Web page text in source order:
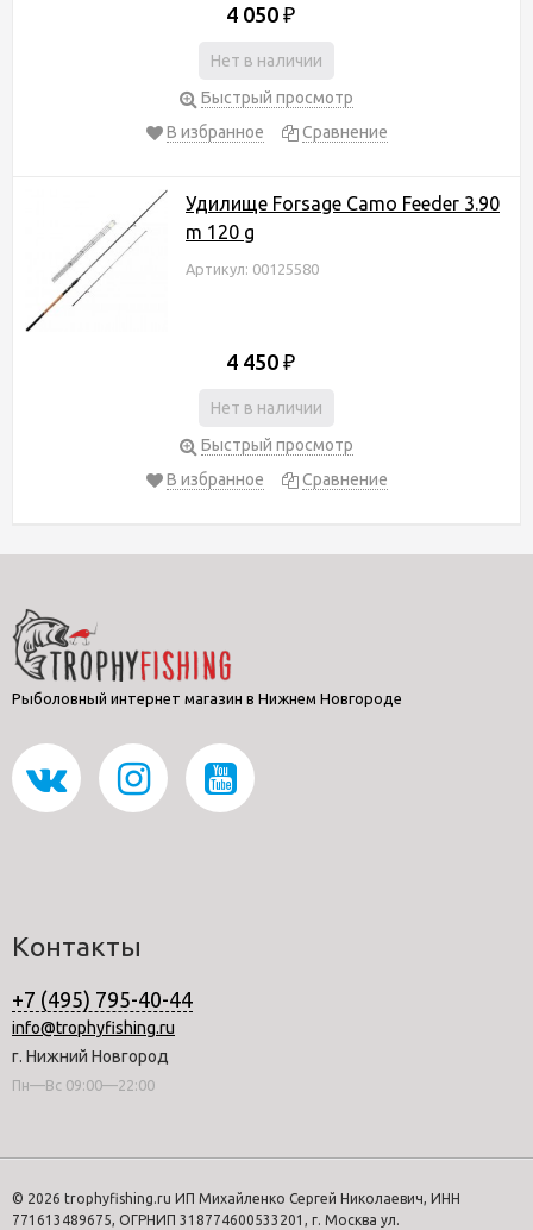
4 050 ₽
Нет в наличии
Быстрый просмотр
В избранное
Сравнение
Удилище Forsage Camo Feeder 3.90
m 120 g
Артикул: 00125580
4 450 ₽
Нет в наличии
Быстрый просмотр
В избранное
Сравнение
Рыболовный интернет магазин в Нижнем Новгороде
Контакты
+7 (495) 795-40-44
info@trophyfishing.ru
г. Нижний Новгород
Пн—Вс 09:00—22:00
© 2026 trophyfishing.ru ИП Михайленко Сергей Николаевич, ИНН
771613489675, ОГРНИП 318774600533201, г. Москва ул.